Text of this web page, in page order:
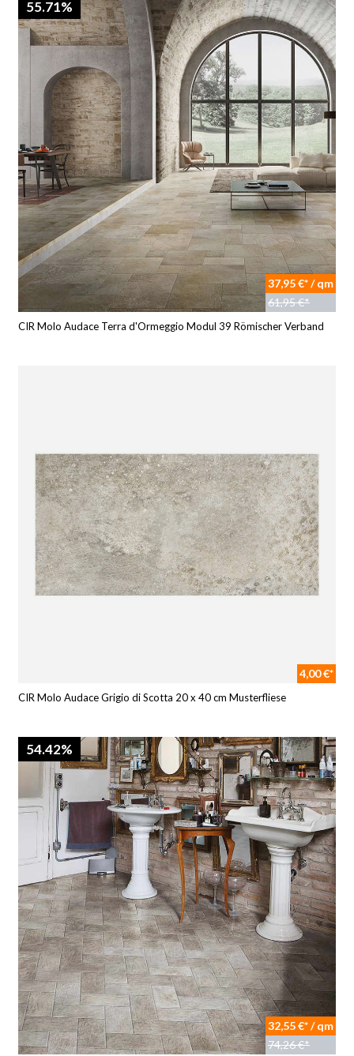
55.71%
37,95 €* / qm
61,95 €*
CIR Molo Audace Terra d'Ormeggio Modul 39 Römischer Verband
4,00 €*
CIR Molo Audace Grigio di Scotta 20 x 40 cm Musterfliese
54.42%
32,55 €* / qm
74,26 €*